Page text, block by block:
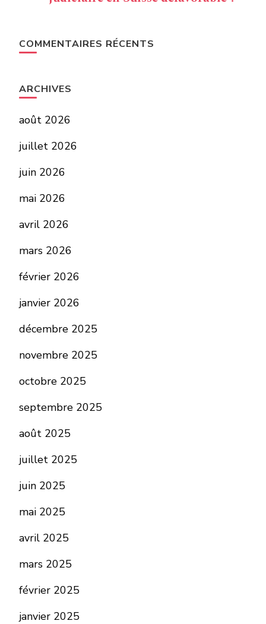
COMMENTAIRES RÉCENTS
ARCHIVES
août 2026
juillet 2026
juin 2026
mai 2026
avril 2026
mars 2026
février 2026
janvier 2026
décembre 2025
novembre 2025
octobre 2025
septembre 2025
août 2025
juillet 2025
juin 2025
mai 2025
avril 2025
mars 2025
février 2025
janvier 2025